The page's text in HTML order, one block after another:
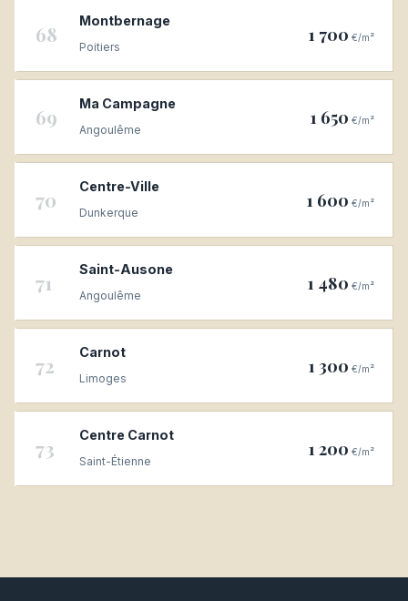
68
Montbernage
Poitiers
1 700 €/m²
69
Ma Campagne
Angoulême
1 650 €/m²
70
Centre-Ville
Dunkerque
1 600 €/m²
71
Saint-Ausone
Angoulême
1 480 €/m²
72
Carnot
Limoges
1 300 €/m²
73
Centre Carnot
Saint-Étienne
1 200 €/m²